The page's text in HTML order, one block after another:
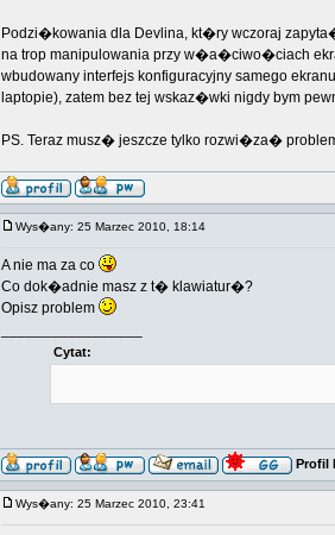
Podzi�kowania dla Devlina, kt�ry wczoraj
na trop manipulowania przy w�a�ciwo�ciach
wbudowany interfejs konfiguracyjny samego
laptopie), zatem bez tej wskaz�wki nigdy bym
PS. Teraz musz� jeszcze tylko rozwi�za�
Wys�any: 25 Marzec 2010, 18:14
A nie ma za co
Co dok�adnie masz z t� klawiatur�?
Opisz problem
Cytat:
Profil
Wys�any: 25 Marzec 2010, 23:41